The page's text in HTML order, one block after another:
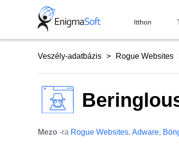
Itthon
Veszély-adatbázis Rogue Websites
Mezo -ra Rogue Websites, Adware,